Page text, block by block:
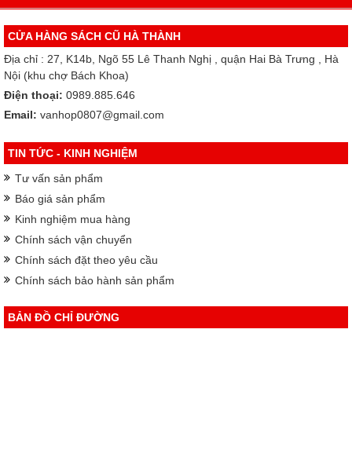
CỬA HÀNG SÁCH CŨ HÀ THÀNH
Địa chỉ : 27, K14b, Ngõ 55 Lê Thanh Nghị , quận Hai Bà Trưng , Hà
Nội (khu chợ Bách Khoa)
Điện thoại: 0989.885.646
Email: vanhop0807@gmail.com
TIN TỨC - KINH NGHIỆM
Tư vấn sản phẩm
Báo giá sản phẩm
Kinh nghiệm mua hàng
Chính sách vận chuyển
Chính sách đặt theo yêu cầu
Chính sách bảo hành sản phẩm
BẢN ĐỒ CHỈ ĐƯỜNG